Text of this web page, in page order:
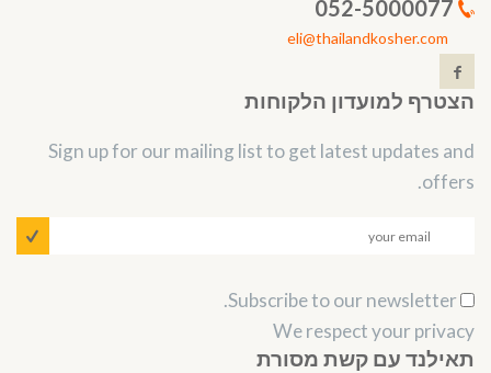
eli@thailandkosher.com
הצטרף למועדון הלקוחות
Sign up for our mailing list to get latest updates and
offers.
We respect your privacy
תאילנד עם קשת מסורת